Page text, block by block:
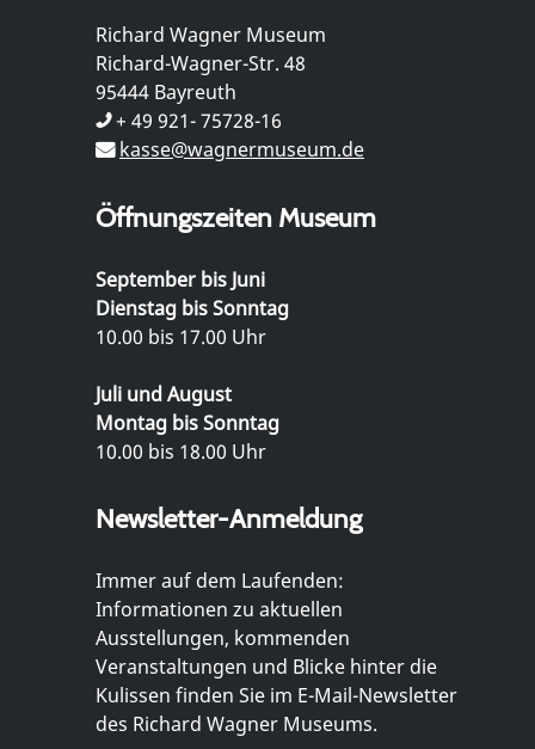
Richard Wagner Museum
Richard-Wagner-Str. 48
95444 Bayreuth
+ 49 921- 75728-16
kasse@wagnermuseum.de
Öffnungszeiten Museum
September bis Juni
Dienstag bis Sonntag
10.00 bis 17.00 Uhr
Juli und August
Montag bis Sonntag
10.00 bis 18.00 Uhr
Newsletter-Anmeldung
Immer auf dem Laufenden:
Informationen zu aktuellen
Ausstellungen, kommenden
Veranstaltungen und Blicke hinter die
Kulissen finden Sie im E-Mail-Newsletter
des Richard Wagner Museums.